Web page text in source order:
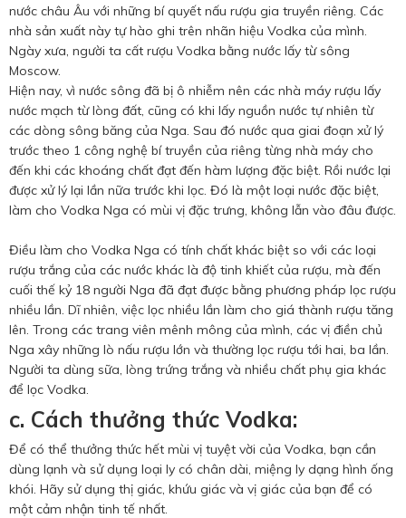
nước châu Âu với những bí quyết nấu rượu gia truyền riêng. Các
nhà sản xuất này tự hào ghi trên nhãn hiệu Vodka của mình.
Ngày xưa, người ta cất rượu Vodka bằng nước lấy từ sông
Moscow.
Hiện nay, vì nước sông đã bị ô nhiễm nên các nhà máy rượu lấy
nước mạch từ lòng đất, cũng có khi lấy nguồn nước tự nhiên từ
các dòng sông băng của Nga. Sau đó nước qua giai đoạn xử lý
trước theo 1 công nghệ bí truyền của riêng từng nhà máy cho
đến khi các khoáng chất đạt đến hàm lượng đặc biệt. Rồi nước lại
được xử lý lại lần nữa trước khi lọc. Đó là một loại nước đặc biệt,
làm cho Vodka Nga có mùi vị đặc trưng, không lẫn vào đâu được.
Điều làm cho Vodka Nga có tính chất khác biệt so với các loại
rượu trắng của các nước khác là độ tinh khiết của rượu, mà đến
cuối thế kỷ 18 người Nga đã đạt được bằng phương pháp lọc rượu
nhiều lần. Dĩ nhiên, việc lọc nhiều lần làm cho giá thành rượu tăng
lên. Trong các trang viên mênh mông của mình, các vị điền chủ
Nga xây những lò nấu rượu lớn và thường lọc rượu tới hai, ba lần.
Người ta dùng sữa, lòng trứng trắng và nhiều chất phụ gia khác
để lọc Vodka.
c. Cách thưởng thức Vodka:
Để có thể thưởng thức hết mùi vị tuyệt vời của Vodka, bạn cần
dùng lạnh và sử dụng loại ly có chân dài, miệng ly dạng hình ống
khói. Hãy sử dụng thị giác, khứu giác và vị giác của bạn để có
một cảm nhận tinh tế nhất.